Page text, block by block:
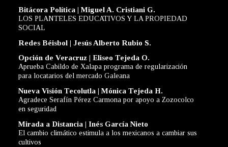
Bitácora Política | Miguel A. Cristiani G.
LOS PLANTELES EDUCATIVOS Y LA PROPIEDAD
SOCIAL
Redes Béisbol | Jesús Alberto Rubio S.
Opción de Veracruz | Eliseo Tejeda O.
Aprueba Cabildo de Xalapa programa de regularización
para locatarios del mercado Galeana
Nueva Visión Tecolutla | Mónica Tejeda H.
Agradece Serafín Pérez Carmona por apoyo a Zozocolco
en seguridad
Mirada a Distancia | Inés García Nieto
El cambio climático estimula a los mexicanos a cambiar sus
cultivos